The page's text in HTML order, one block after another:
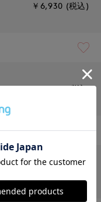
￥6,930 (税込)
￥6,930 (税込)